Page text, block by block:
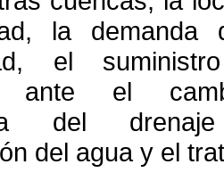
la demanda
el
ante el
del
del agua y el